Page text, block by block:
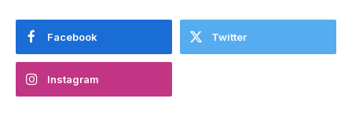
Facebook Twitter
Instagram